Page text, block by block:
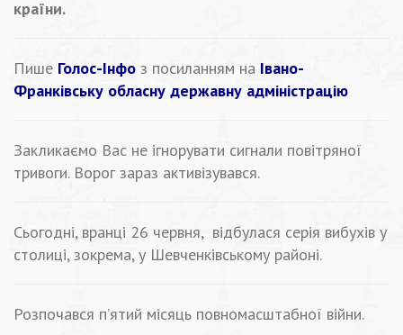
країни.
Пише Голос-Інфо з посиланням на Івано-
Франківську обласну державну адміністрацію
Закликаємо Вас не ігнорувати сигнали повітряної
тривоги. Ворог зараз активізувався.
Сьогодні, вранці 26 червня, відбулася серія вибухів у
столиці, зокрема, у Шевченківському районі.
Розпочався п’ятий місяць повномасштабної війни.